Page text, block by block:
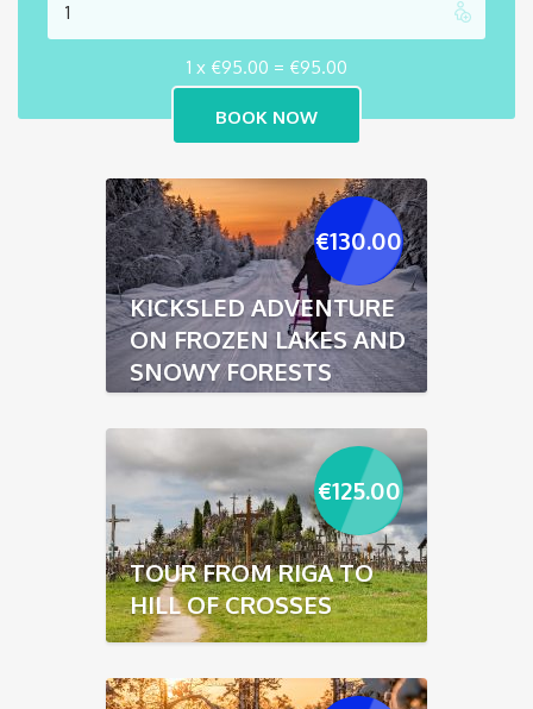
1 x €95.00 = €95.00
€130.00
KICKSLED ADVENTURE
ON FROZEN LAKES AND
SNOWY FORESTS
€125.00
TOUR FROM RIGA TO
HILL OF CROSSES